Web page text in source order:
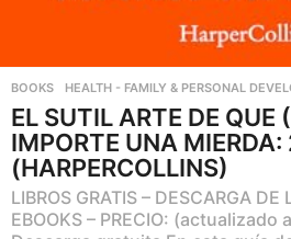
BOOKS ,HEALTH - FAMILY & PERSONAL
EL SUTIL ARTE DE QUE
IMPORTE UNA
(HARPERCOLLINS)
LIBROS GRATIS – DESCARGA DE
EBOOKS – PRECIO: